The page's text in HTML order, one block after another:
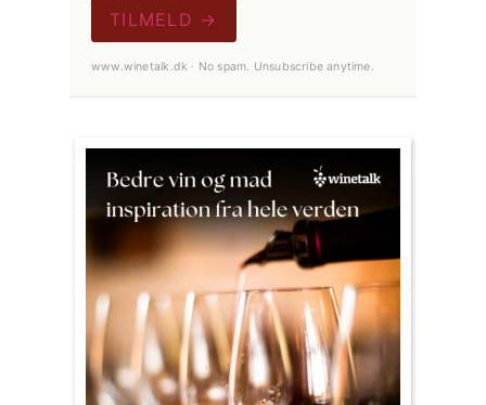
TILMELD →
www.winetalk.dk · No spam. Unsubscribe anytime.